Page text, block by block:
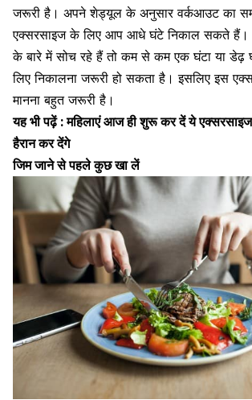
जरूरी है। अपने शेड्यूल के अनुसारवर्कआउटका
एक्सरसाइज के लिए आप आधे घंटे निकाल सकते
के बारे में सोच रहे हैंतो कम से कम एक घंटा या डेढ़
लिए निकालना जरूरी हो सकता है। इसलिए इस
मानना बहुत जरूरी है।
यह भी पढ़ें :महिलाएं आज ही शुरू कर दें ये
हैरान कर देंगे
जिम जाने से पहले कुछ खा लें